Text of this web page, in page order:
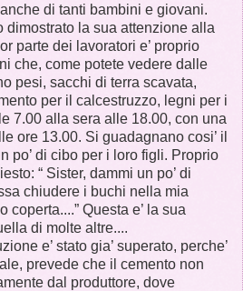
di tanti bambini e giovani.
dimostrato la sua attenzione alla
parte dei lavoratori e’ proprio
che, come potete vedere dalle
pesi, sacchi di terra scavata,
per il calcestruzzo, legni per i
7.00 alla sera alle 18.00, con una
ore 13.00. Si guadagnano cosi’ il
po’ di cibo per i loro figli. Proprio
“ Sister, dammi un po’ di
chiudere i buchi nella mia
coperta....” Questa e’ la sua
di molte altre....
e’ stato gia’ superato, perche’
prevede che il cemento non
dal produttore, dove